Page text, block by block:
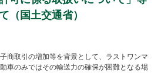
（国土交通省）
商取引の増加等を背景として、ラストワンマ
車のみではその輸送力の確保が困難となる場